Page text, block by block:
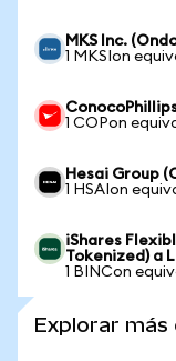
MKS Inc.
1 MKSIon
1 COPon
Hesai Group
1 HSAIon
iShares
Tokenized) a
1 BINCon
Explorar más